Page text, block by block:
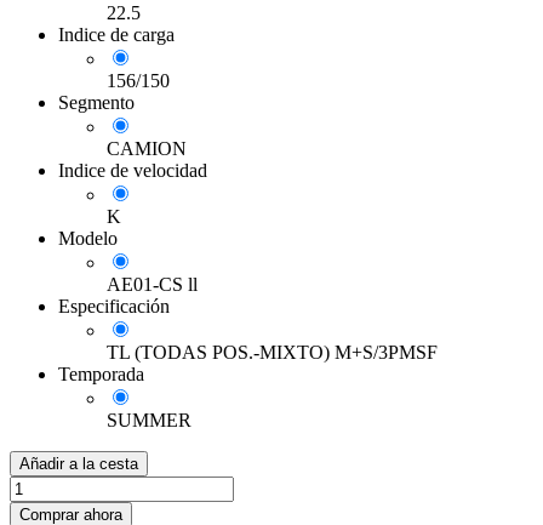
22.5
Indice de carga
156/150
Segmento
CAMION
Indice de velocidad
K
Modelo
AE01-CS ll
Especificación
TL (TODAS POS.-MIXTO) M+S/3PMSF
Temporada
SUMMER
Añadir a la cesta
Comprar ahora